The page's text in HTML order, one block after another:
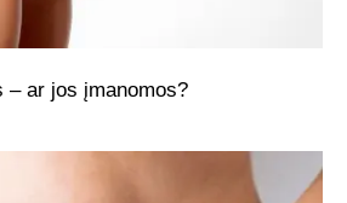
– ar jos įmanomos?